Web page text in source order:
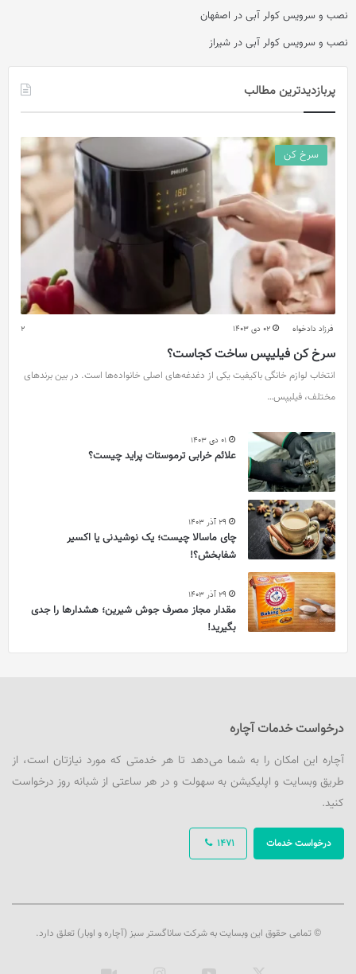
نصب و سرویس کولر آبی در اصفهان
نصب و سرویس کولر آبی در شیراز
پربازدیدترین مطالب
سرخ کن
فرزاد دادخواه 02 دی 1403 2
سرخ کن فیلیپس ساخت کجاست؟
انتخاب لوازم خانگی باکیفیت یکی از دغدغه‌های اصلی خانواده‌ها است. در بین برندهای
مختلف، فیلیپس…
01 دی 1403
علائم خرابی ترموستات پراید چیست؟
29 آذر 1403
چای ماسالا چیست؛ یک نوشیدنی یا اکسیر
شفابخش؟!
29 آذر 1403
مقدار مجاز مصرف جوش شیرین؛ هشدارها را جدی
بگیرید!
درخواست خدمات آچاره
آچاره این امکان را به شما می‌دهد تا هر خدمتی که مورد نیازتان است، از
طریق وبسایت و اپلیکیشن به سهولت و در هر ساعتی از شبانه روز درخواست
کنید.
1471 درخواست خدمات
© تمامی حقوق این وبسایت به شرکت ساناگستر سبز (آچاره و اوبار) تعلق دارد.